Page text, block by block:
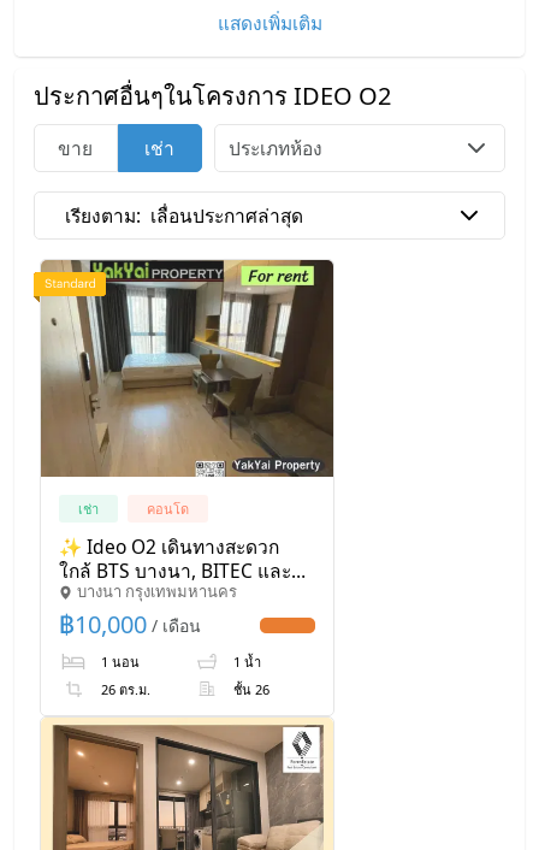
แสดงเพิ่มเติม
ประกาศอื่นๆในโครงการ IDEO O2
ขาย เช่า ประเภทห้อง
เรียงตาม: เลื่อนประกาศล่าสุด
เช่า คอนโด
✨ Ideo O2 เดินทางสะดวก
ใกล้ BTS บางนา, BITEC และ
โครงการ Bangkok Mall ใน
อนาคต ตอบโจทย์ทั้งการอยู่
อาศัยและการทำงาน
บางนา กรุงเทพมหานคร
฿10,000 / เดือน
1 นอน
1 น้ำ
26 ตร.ม.
ชั้น 26